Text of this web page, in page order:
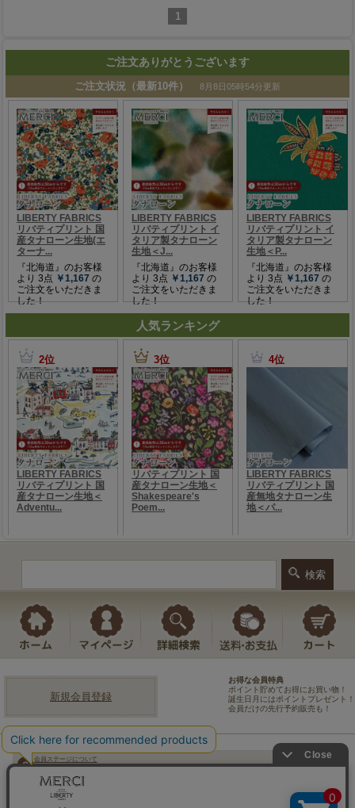
1
ご注文ありがとうございます
人気ランキング
新規会員登録
お得な会員特典
ポイント貯めてお得にお買い物！
誕生日月にはポイントプレゼント！
会員だけの先行予約販売も！
会員ステージについて
よくある質問